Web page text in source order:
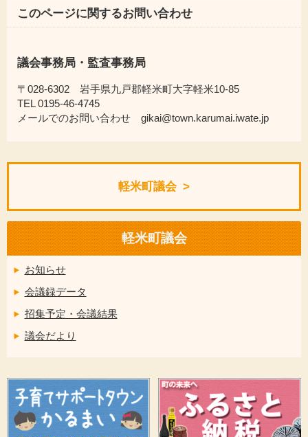
このページに関するお問い合わせ
議会事務局・監査事務局
〒028-6302 岩手県九戸郡軽米町大字軽米10-85
TEL 0195-46-4745
メールでのお問い合わせ gikai@town.karumai.iwate.jp
軽米町議会
軽米町議会
お知らせ
会議録データ
招集予定・会議結果
議会だより